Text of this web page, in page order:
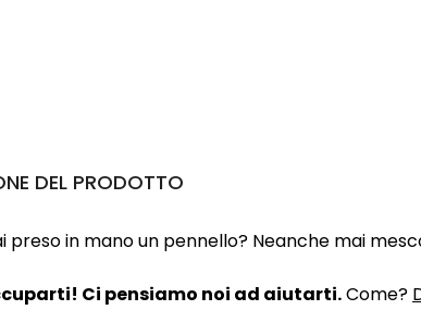
DEL PRODOTTO
preso in mano un pennello? Neanche mai
Ci pensiamo noi ad aiutarti.Come?